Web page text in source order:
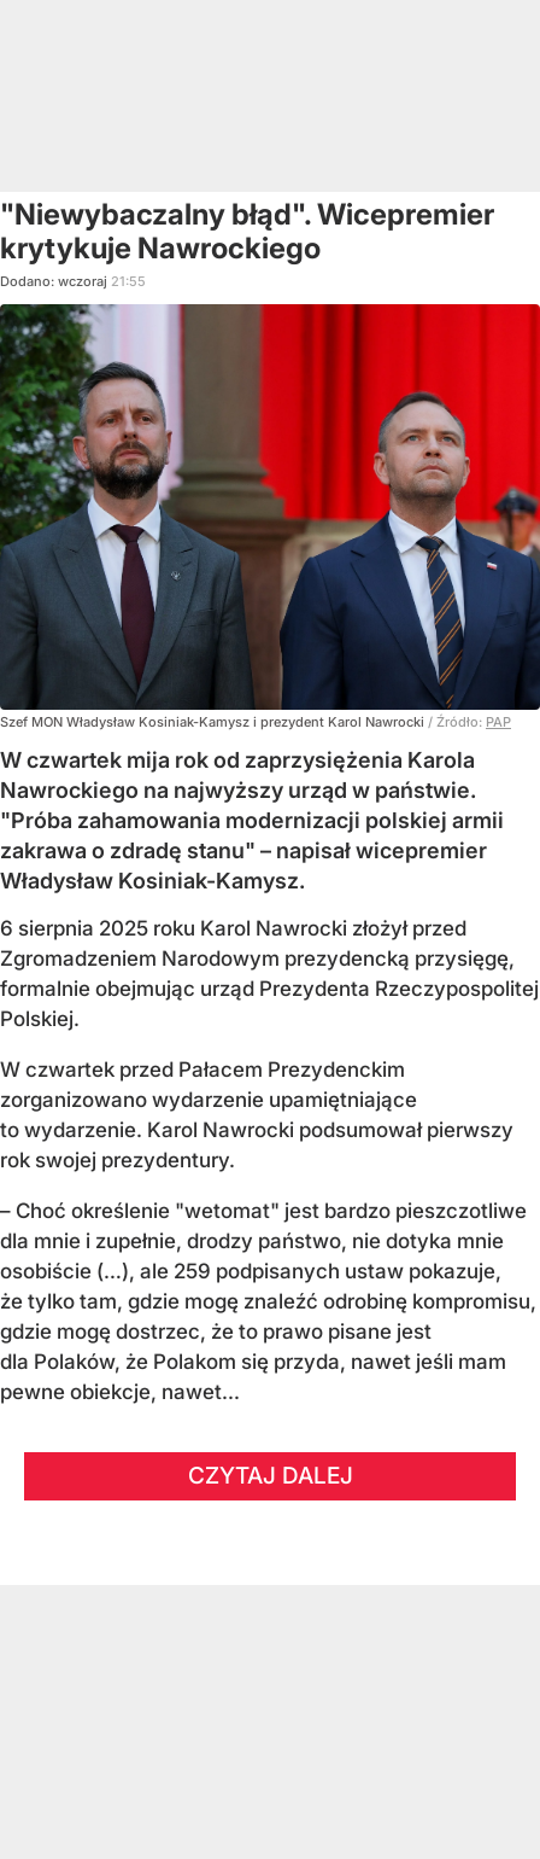
"Niewybaczalny błąd". Wicepremier
krytykuje Nawrockiego
Dodano: wczoraj 21:55
Szef MON Władysław Kosiniak-Kamysz i prezydent Karol Nawrocki / Źródło: PAP
W czwartek mija rok od zaprzysiężenia Karola
Nawrockiego na najwyższy urząd w państwie.
"Próba zahamowania modernizacji polskiej armii
zakrawa o zdradę stanu" – napisał wicepremier
Władysław Kosiniak-Kamysz.
6 sierpnia 2025 roku Karol Nawrocki złożył przed
Zgromadzeniem Narodowym prezydencką przysięgę,
formalnie obejmując urząd Prezydenta Rzeczypospolitej
Polskiej.
W czwartek przed Pałacem Prezydenckim
zorganizowano wydarzenie upamiętniające
to wydarzenie. Karol Nawrocki podsumował pierwszy
rok swojej prezydentury.
– Choć określenie "wetomat" jest bardzo pieszczotliwe
dla mnie i zupełnie, drodzy państwo, nie dotyka mnie
osobiście (…), ale 259 podpisanych ustaw pokazuje,
że tylko tam, gdzie mogę znaleźć odrobinę kompromisu,
gdzie mogę dostrzec, że to prawo pisane jest
dla Polaków, że Polakom się przyda, nawet jeśli mam
pewne obiekcje, nawet...
CZYTAJ DALEJ